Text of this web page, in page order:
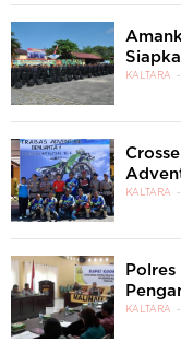
KALTARA
KALTARA
KALTARA